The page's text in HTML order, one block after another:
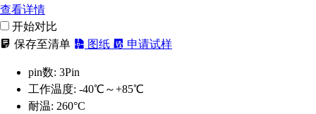
查看详情
开始对比
保存至清单
图纸 申请试样
pin数: 3Pin
工作温度: -40℃～+85℃
耐温: 260°C